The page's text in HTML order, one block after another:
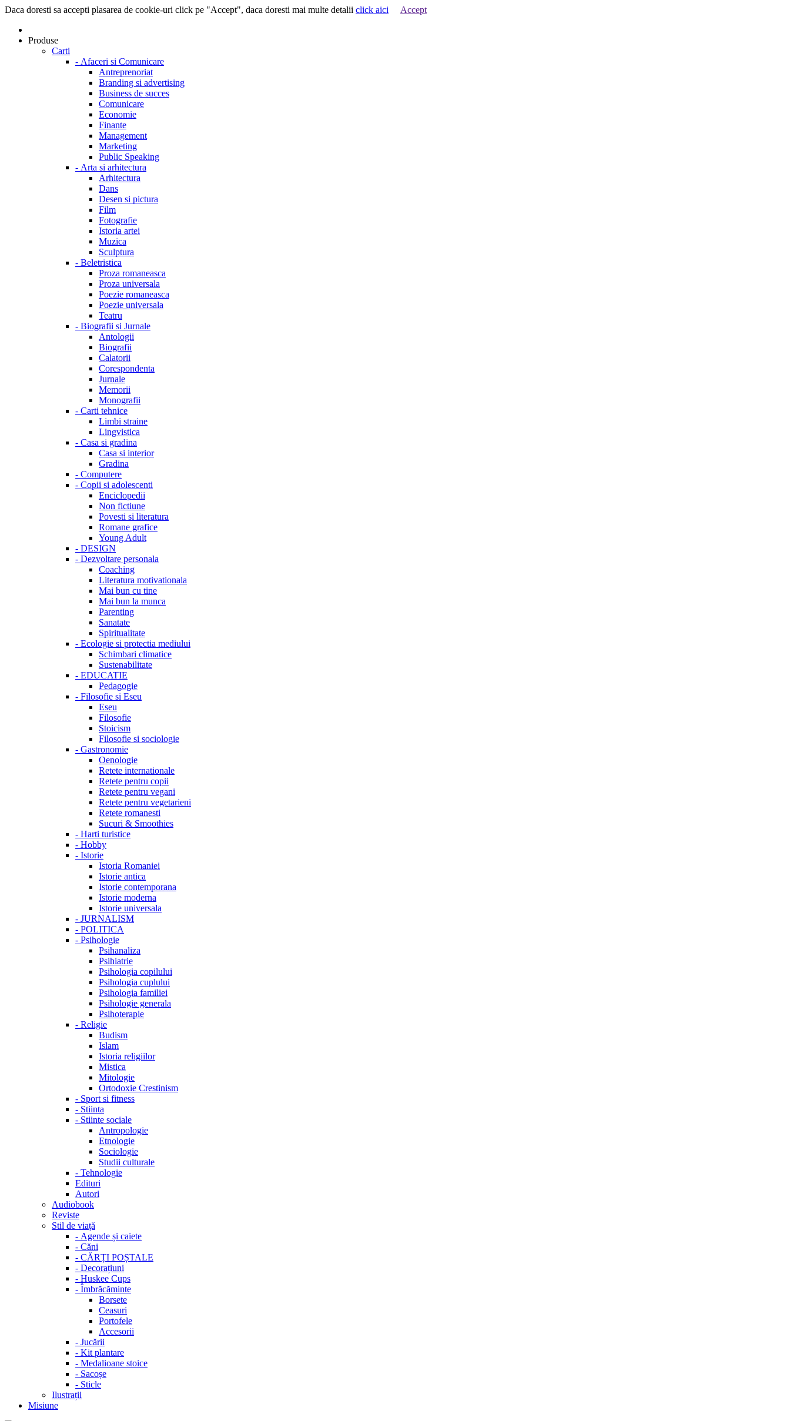
Daca doresti sa accepti plasarea de cookie-uri click pe "Accept", daca doresti mai multe detalii click aici Accept
Produse
Carti
- Afaceri si Comunicare
Antreprenoriat
Branding si advertising
Business de succes
Comunicare
Economie
Finante
Management
Marketing
Public Speaking
- Arta si arhitectura
Arhitectura
Dans
Desen si pictura
Film
Fotografie
Istoria artei
Muzica
Sculptura
- Beletristica
Proza romaneasca
Proza universala
Poezie romaneasca
Poezie universala
Teatru
- Biografii si Jurnale
Antologii
Biografii
Calatorii
Corespondenta
Jurnale
Memorii
Monografii
- Carti tehnice
Limbi straine
Lingvistica
- Casa si gradina
Casa si interior
Gradina
- Computere
- Copii si adolescenti
Enciclopedii
Non fictiune
Povesti si literatura
Romane grafice
Young Adult
- DESIGN
- Dezvoltare personala
Coaching
Literatura motivationala
Mai bun cu tine
Mai bun la munca
Parenting
Sanatate
Spiritualitate
- Ecologie si protectia mediului
Schimbari climatice
Sustenabilitate
- EDUCATIE
Pedagogie
- Filosofie si Eseu
Eseu
Filosofie
Stoicism
Filosofie si sociologie
- Gastronomie
Oenologie
Retete internationale
Retete pentru copii
Retete pentru vegani
Retete pentru vegetarieni
Retete romanesti
Sucuri & Smoothies
- Harti turistice
- Hobby
- Istorie
Istoria Romaniei
Istorie antica
Istorie contemporana
Istorie moderna
Istorie universala
- JURNALISM
- POLITICA
- Psihologie
Psihanaliza
Psihiatrie
Psihologia copilului
Psihologia cuplului
Psihologia familiei
Psihologie generala
Psihoterapie
- Religie
Budism
Islam
Istoria religiilor
Mistica
Mitologie
Ortodoxie Crestinism
- Sport si fitness
- Stiinta
- Stiinte sociale
Antropologie
Etnologie
Sociologie
Studii culturale
- Tehnologie
Edituri
Autori
Audiobook
Reviste
Stil de viață
- Agende și caiete
- Căni
- CĂRȚI POȘTALE
- Decorațiuni
- Huskee Cups
- Îmbrăcăminte
Borsete
Ceasuri
Portofele
Accesorii
- Jucării
- Kit plantare
- Medalioane stoice
- Sacoșe
- Sticle
Ilustrații
Misiune